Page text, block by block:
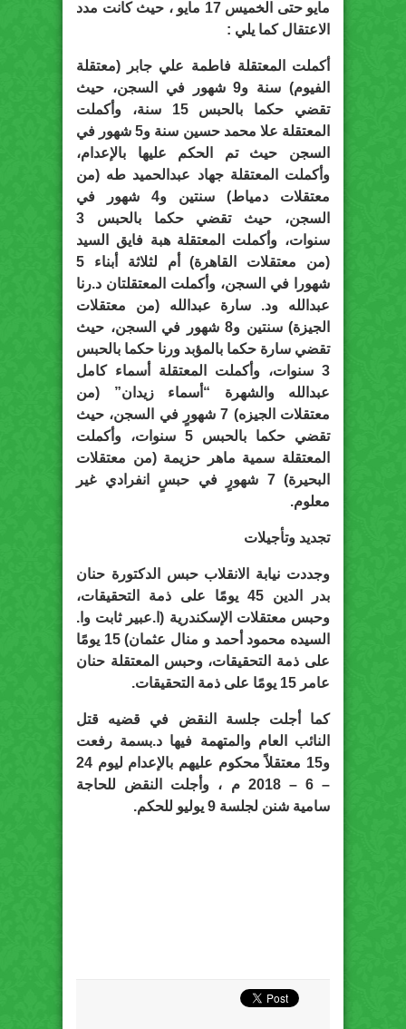
مايو حتى الخميس 17 مايو ، حيث كانت مدد
الاعتقال كما يلي :
أكملت المعتقلة فاطمة علي جابر (معتقلة
الفيوم) سنة و9 شهور في السجن، حيث
تقضي حكما بالحبس 15 سنة، وأكملت
المعتقلة علا محمد حسين سنة و5 شهور في
السجن حيث تم الحكم عليها بالإعدام،
وأكملت المعتقلة جهاد عبدالحميد طه (من
معتقلات دمياط) سنتين و4 شهور في
السجن، حيث تقضي حكما بالحبس 3
سنوات، وأكملت المعتقلة هبة فايق السيد
(من معتقلات القاهرة) أم لثلاثة أبناء 5
شهورا في السجن، وأكملت المعتقلتان د.رنا
عبدالله ود. سارة عبدالله (من معتقلات
الجيزة) سنتين و8 شهور في السجن، حيث
تقضي سارة حكما بالمؤبد ورنا حكما بالحبس
3 سنوات، وأكملت المعتقلة أسماء كامل
عبدالله والشهرة “أسماء زيدان” (من
معتقلات الجيزه) 7 شهورٍ في السجن، حيث
تقضي حكما بالحبس 5 سنوات، وأكملت
المعتقلة سمية ماهر حزيمة (من معتقلات
البحيرة) 7 شهورٍ في حبسٍ انفرادي غير
معلوم.
تجديد وتأجيلات
وجددت نيابة الانقلاب حبس الدكتورة حنان
بدر الدين 45 يومًا على ذمة التحقيقات،
وحبس معتقلات الإسكندرية (ا.عبير ثابت وا.
السيده محمود أحمد و منال عثمان) 15 يومًا
على ذمة التحقيقات، وحبس المعتقلة حنان
عامر 15 يومًا على ذمة التحقيقات.
كما أجلت جلسة النقض في قضيه قتل
النائب العام والمتهمة فيها د.بسمة رفعت
و15 معتقلاً محكوم عليهم بالإعدام ليوم 24
– 6 – 2018 م ، وأجلت النقض للحاجة
سامية شنن لجلسة 9 يوليو للحكم.